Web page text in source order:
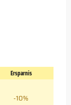
Ersparnis
-10%